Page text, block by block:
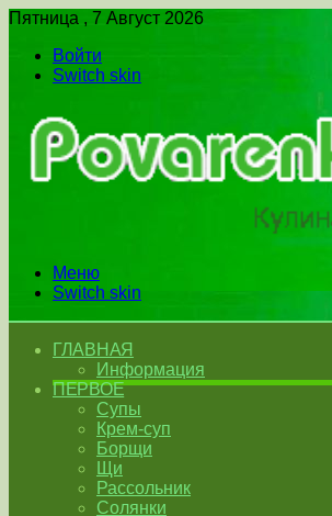
Пятница , 7 Август 2026
Войти
Switch skin
Меню
Switch skin
ГЛАВНАЯ
Информация
ПЕРВОЕ
Супы
Крем-суп
Борщи
Щи
Рассольник
Солянки